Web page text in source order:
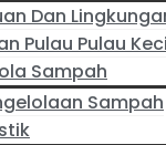
Dan
Pulau Pulau
Sampah
Sampah